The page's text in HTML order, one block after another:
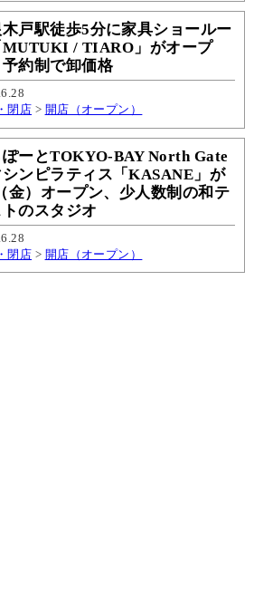
戸駅徒歩5分に家具ショールー
MUTUKI / TIARO」がオープ
予約制で卸価格
閉店 > 開店（オープン）
ぽーとTOKYO-BAY North Gate
シンピラティス「KASANE」が
金）オープン、少人数制の和テ
のスタジオ
閉店 > 開店（オープン）